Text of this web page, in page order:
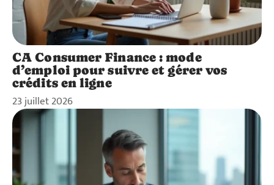
CA Consumer Finance : mode
d’emploi pour suivre et gérer vos
crédits en ligne
23 juillet 2026